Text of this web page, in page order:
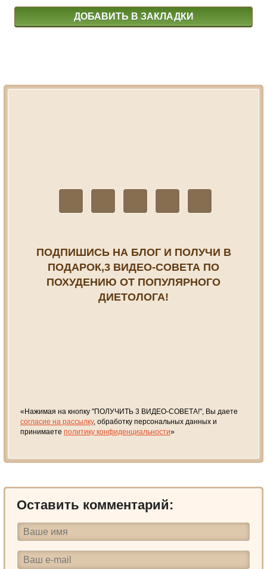
ДОБАВИТЬ В ЗАКЛАДКИ
ПОДПИШИСЬ НА БЛОГ И ПОЛУЧИ В
ПОДАРОК,3 ВИДЕО-СОВЕТА ПО
ПОХУДЕНИЮ ОТ ПОПУЛЯРНОГО
ДИЕТОЛОГА!
«Нажимая на кнопку "ПОЛУЧИТЬ 3 ВИДЕО-СОВЕТА!", Вы даете
согласие на рассылку, обработку персональных данных и
принимаете политику конфиденциальности»
Оставить комментарий: